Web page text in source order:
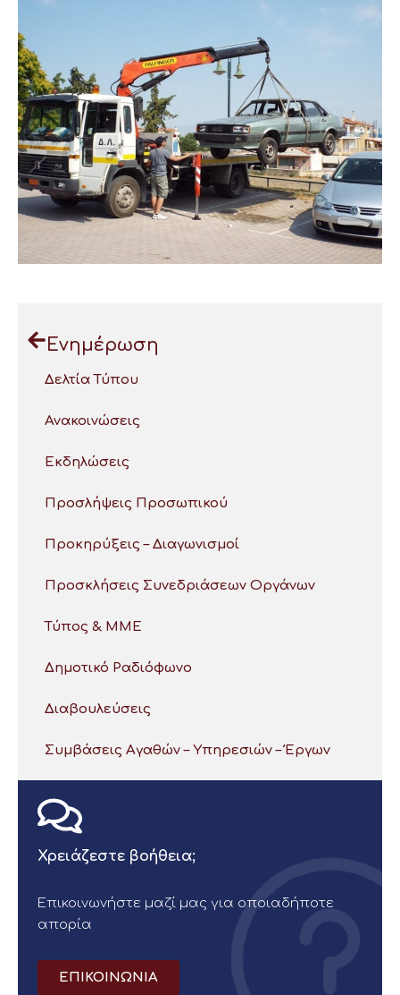
Ενημέρωση
Δελτία Τύπου
Ανακοινώσεις
Εκδηλώσεις
Προσλήψεις Προσωπικού
Προκηρύξεις – Διαγωνισμοί
Προσκλήσεις Συνεδριάσεων Οργάνων
Τύπος & ΜΜΕ
Δημοτικό Ραδιόφωνο
Διαβουλεύσεις
Συμβάσεις Αγαθών – Υπηρεσιών – Έργων
Χρειάζεστε βοήθεια;
Επικοινωνήστε μαζί μας για οποιαδήποτε
απορία
ΕΠΙΚΟΙΝΩΝΙΑ